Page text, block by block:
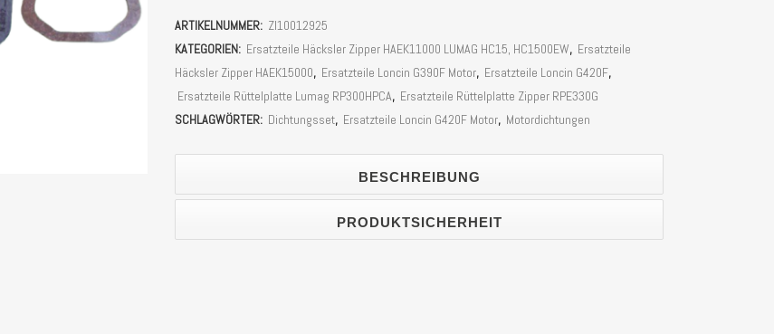
G420F
Motoren
ARTIKELNUMMER: ZI10012925
KATEGORIEN: Ersatzteile Häcksler Zipper HAEK11000 LUMAG HC15, HC1500EW, Ersatzteile
Häcksler Zipper HAEK15000, Ersatzteile Loncin G390F Motor, Ersatzteile Loncin G420F,
Ersatzteile Rüttelplatte Lumag RP300HPCA, Ersatzteile Rüttelplatte Zipper RPE330G
SCHLAGWÖRTER: Dichtungsset, Ersatzteile Loncin G420F Motor, Motordichtungen
BESCHREIBUNG
PRODUKTSICHERHEIT